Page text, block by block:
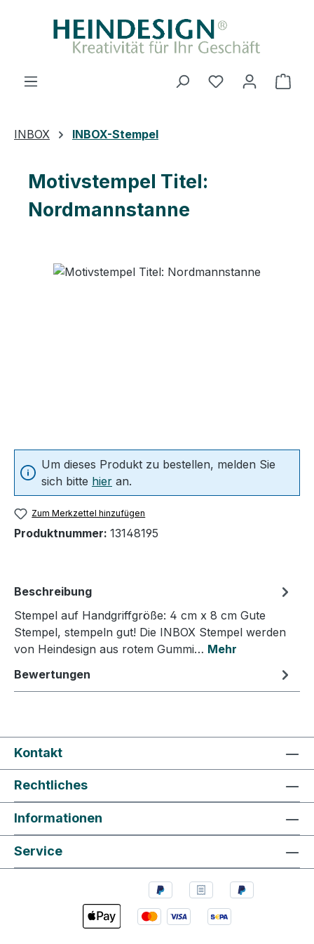
Zum Hauptinhalt springen
INBOX INBOX-Stempel
Motivstempel Titel:
Nordmannstanne
Bildergalerie überspringen
Um dieses Produkt zu bestellen, melden Sie
sich bitte hier an.
Zum Merkzettel hinzufügen
Produktnummer: 13148195
Beschreibung
Stempel auf Handgriffgröße: 4 cm x 8 cm Gute
Stempel, stempeln gut! Die INBOX Stempel werden
von Heindesign aus rotem Gummi… Mehr
Bewertungen
Kontakt
Rechtliches
Informationen
Service